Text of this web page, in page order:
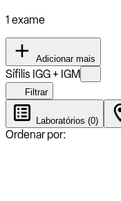
1 exame
Adicionar mais
Sífilis IGG + IGM
Filtrar
Laboratórios (0)
Ordenar por: